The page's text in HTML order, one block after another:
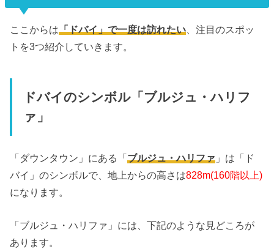
ここからは「ドバイ」で一度は訪れたい 、注目のスポッ
トを3つ紹介していきます。
ドバイのシンボル「ブルジュ・ハリフ
ァ」
「ダウンタウン」にある「ブルジュ・ハリファ 」は「ド
バイ」のシンボルで、地上からの高さは828m(160階以上)
になります。
「ブルジュ・ハリファ」には、下記のような見どころが
あります。